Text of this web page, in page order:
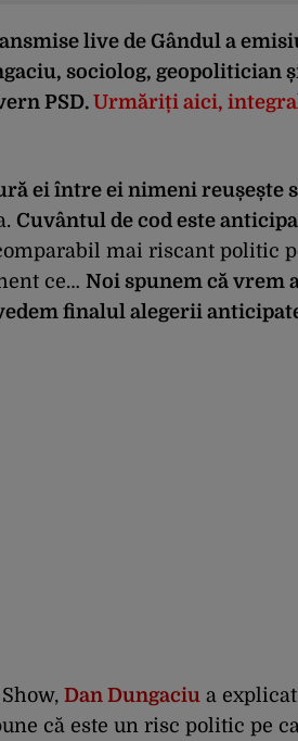
live de Gândul a
sociolog, geopolitician
PSD. Urmăriți aici,
ei între ei nimeni reușește
Cuvântul de cod este
mai riscant politic
ce… Noi spunem că vrem
finalul alegerii
Dan Dungaciu a
că este un risc politic pe